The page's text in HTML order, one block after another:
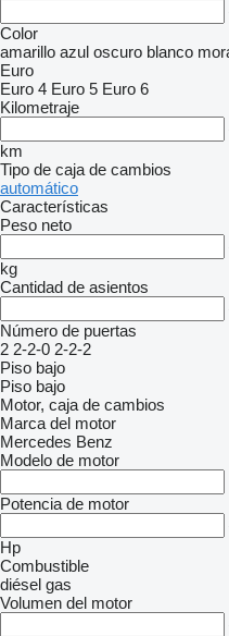
Color
amarillo azul oscuro blanco
Euro
Euro 4 Euro 5 Euro 6
Kilometraje
km
Tipo de caja de cambios
automático
Características
Peso neto
kg
Cantidad de asientos
Número de puertas
2 2-2-0 2-2-2
Piso bajo
Piso bajo
Motor, caja de cambios
Marca del motor
Mercedes Benz
Modelo de motor
Potencia de motor
Hp
Combustible
diésel gas
Volumen del motor